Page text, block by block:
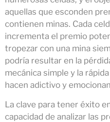
aquellas que esconden
contienen minas. Cada
incrementa el premio
tropezar con una mina
podría resultar en la
mecánica simple y la
hacen adictivo y
La clave para tener éxito
capacidad de analizar las